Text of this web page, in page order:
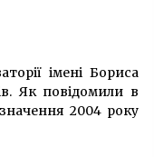
(ФОТО)
імені Бориса
Як повідомили в
2004 року